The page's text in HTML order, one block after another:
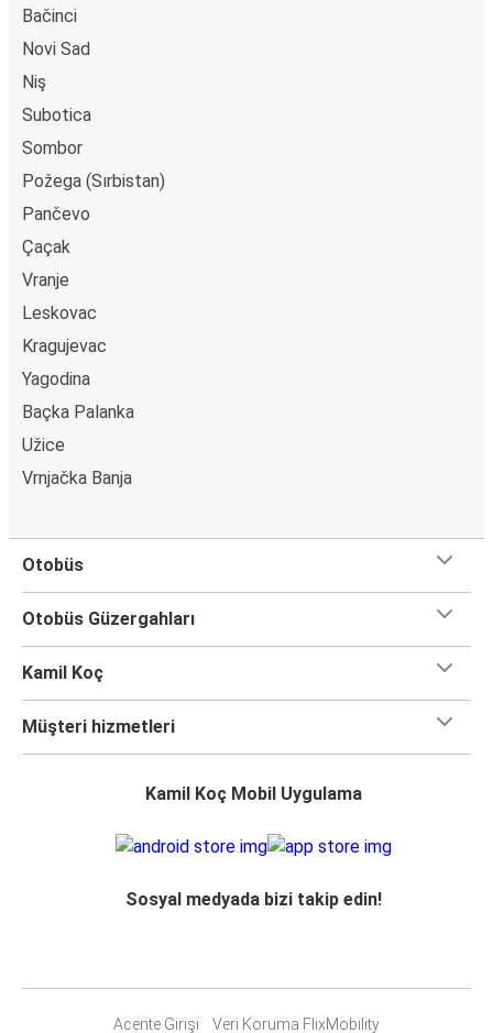
Bačinci
Novi Sad
Niş
Subotica
Sombor
Požega (Sırbistan)
Pančevo
Çaçak
Vranje
Leskovac
Kragujevac
Yagodina
Baçka Palanka
Užice
Vrnjačka Banja
Otobüs
Otobüs Güzergahları
Kamil Koç
Müşteri hizmetleri
Kamil Koç Mobil Uygulama
Sosyal medyada bizi takip edin!
Acente Girişi Veri Koruma FlixMobility